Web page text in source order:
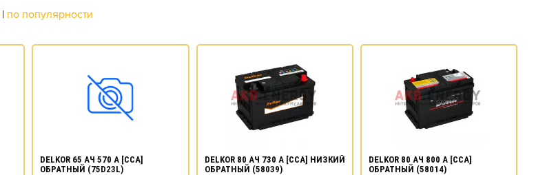
| по популярности
DELKOR 65 АЧ 570 А [CCA]
ОБРАТНЫЙ (75D23L)
DELKOR 80 АЧ 730 А [CCA] НИЗКИЙ
ОБРАТНЫЙ (58039)
DELKOR 80 АЧ 800 А [CCA]
ОБРАТНЫЙ (58014)